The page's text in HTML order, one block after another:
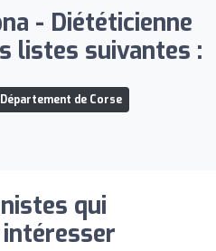
- Diététicienne
listes suivantes :
de Corse
qui